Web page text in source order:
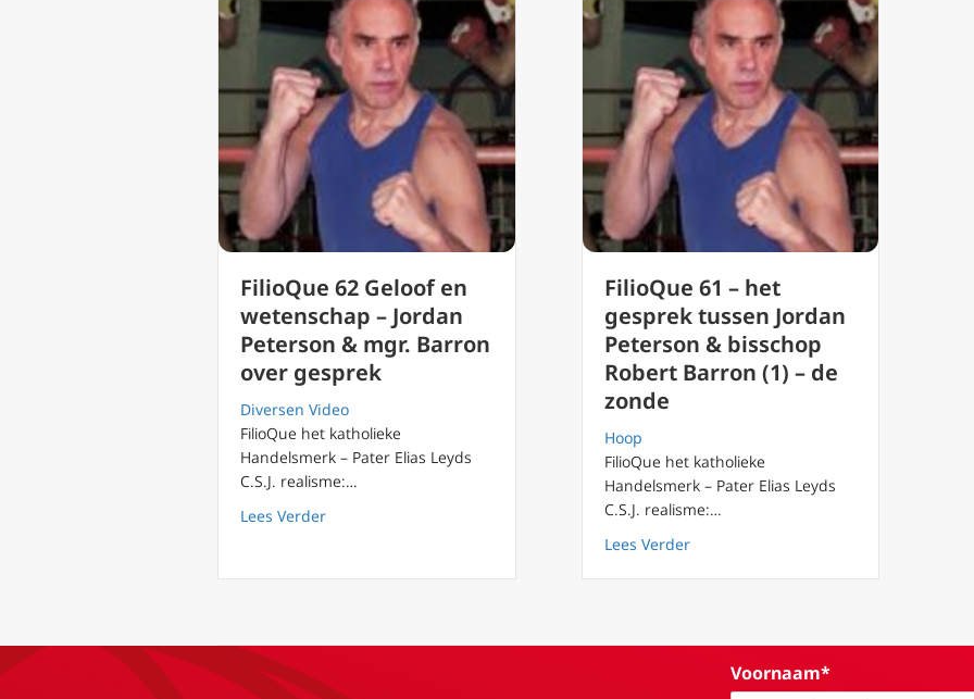
FilioQue 62 Geloof en
wetenschap – Jordan
Peterson & mgr. Barron
over gesprek
Diversen Video
FilioQue het katholieke
Handelsmerk – Pater Elias Leyds
C.S.J. realisme:…
Lees Verderabout FilioQue 62 Geloof en wetenschap – Jordan Peterson & mgr. Barron over gesprek
FilioQue 61 – het
gesprek tussen Jordan
Peterson & bisschop
Robert Barron (1) – de
zonde
Hoop
FilioQue het katholieke
Handelsmerk – Pater Elias Leyds
C.S.J. realisme:…
Lees Verderabout FilioQue 61 – het gesprek
Voornaam*